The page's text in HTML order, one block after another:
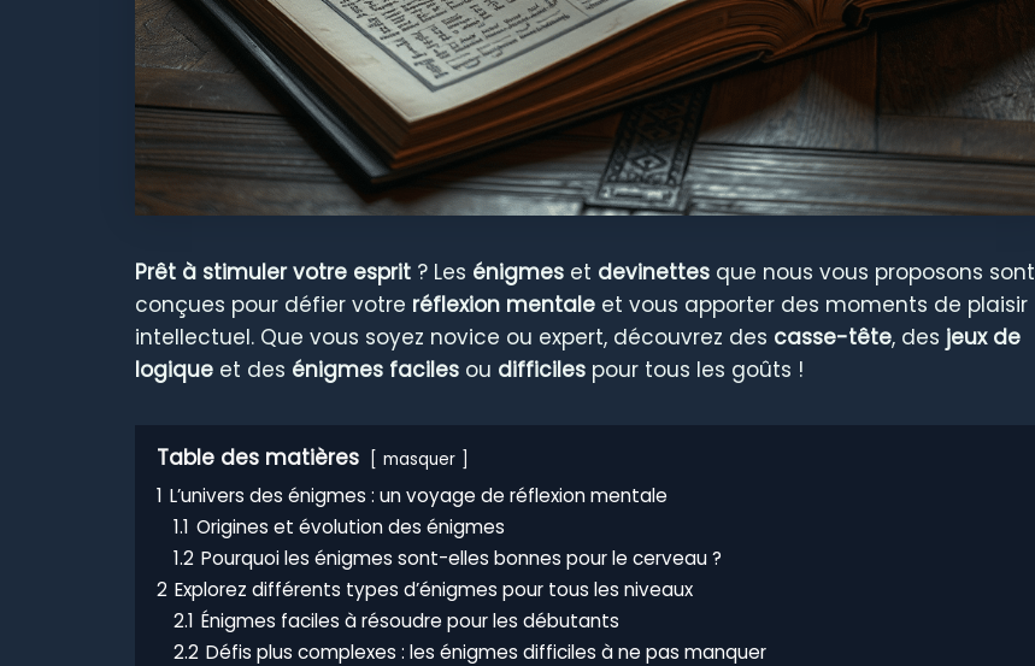
Prêt à stimuler votre esprit ? Les énigmes et devinettes que nous vous proposons sont
conçues pour défier votre réflexion mentale et vous apporter des moments de plaisir
intellectuel. Que vous soyez novice ou expert, découvrez des casse-tête, des jeux de
logique et des énigmes faciles ou difficiles pour tous les goûts !
Table des matières masquer
1 L’univers des énigmes : un voyage de réflexion mentale
1.1 Origines et évolution des énigmes
1.2 Pourquoi les énigmes sont-elles bonnes pour le cerveau ?
2 Explorez différents types d’énigmes pour tous les niveaux
2.1 Énigmes faciles à résoudre pour les débutants
2.2 Défis plus complexes : les énigmes difficiles à ne pas manquer